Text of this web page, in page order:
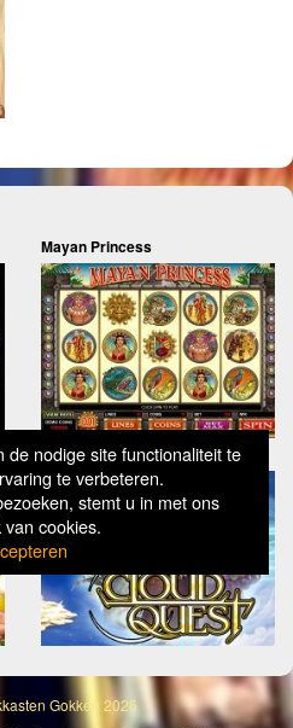
nodige site functionaliteit te
te verbeteren.
stemt u in met ons
cookies.
Mayan Princess
Cloud Quest
Gokken
2026